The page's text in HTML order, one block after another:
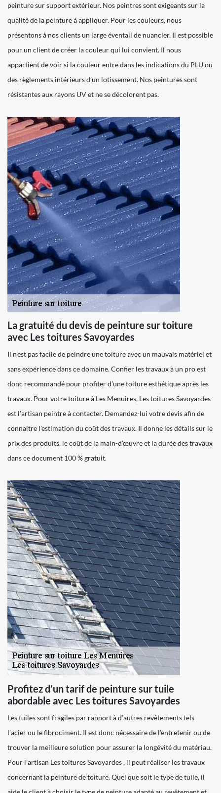
peinture sur support extérieur. Nos peintres sont exigeants sur la
qualité de la peinture à appliquer. Pour les couleurs, nous
présentons à nos clients un large éventail de nuancier. Il est possible
pour un client de créer la couleur qui lui convient. Il nous
appartient de voir si la couleur entre dans les indications du PLU ou
des règlements intérieurs d’un lotissement. Nos peintures sont
résistantes aux rayons UV et ne se décolorent pas.
La gratuité du devis de peinture sur toiture
avec Les toitures Savoyardes
Il n’est pas facile de peindre une toiture avec un mauvais matériel et
sans expérience dans ce domaine. Confier les travaux à un pro est
donc recommandé pour profiter d’une toiture esthétique après les
travaux. Pour votre toiture à Les Menuires, Les toitures Savoyardes
est l’artisan peintre à contacter. Demandez-lui votre devis afin de
connaitre l’estimation du coût des travaux. Il donne les détails sur le
prix des produits, le coût de la main-d’œuvre et la durée des travaux
dans ce document 100 % gratuit.
Profitez d’un tarif de peinture sur tuile
abordable avec Les toitures Savoyardes
Les tuiles sont fragiles par rapport à d’autres revêtements tels
l’acier ou le fibrociment. Il est donc nécessaire de l’entretenir ou de
trouver la meilleure solution pour assurer la longévité du matériau.
Pour l’artisan Les toitures Savoyardes , il peut réaliser les travaux
concernant la peinture de toiture. Quel que soit le type de tuile, il